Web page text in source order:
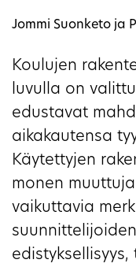
Jommi Suonketo ja
Koulujen
luvulla on
edustavat
aikakautensa
Käytettyjen
monen
vaikuttavia